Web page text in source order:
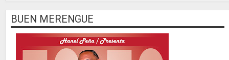
BUEN MERENGUE